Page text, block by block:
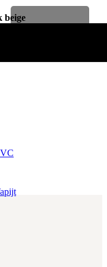
beige